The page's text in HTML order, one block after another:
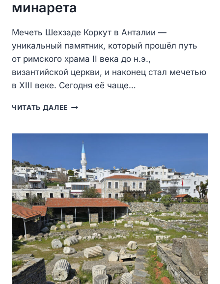
минарета
Мечеть Шехзаде Коркут в Анталии —
уникальный памятник, который прошёл путь
от римского храма II века до н.э.,
византийской церкви, и наконец стал мечетью
в XIII веке. Сегодня её чаще…
ЧИТАТЬ ДАЛЕЕ МЕЧЕТЬ
—
ИСТОРИЯ
СЛОМАННОГО
МИНАРЕТА